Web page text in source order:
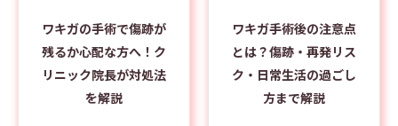
ワキガの手術で傷跡が
残るか心配な方へ！ク
リニック院長が対処法
を解説
ワキガ手術後の注意点
とは？傷跡・再発リス
ク・日常生活の過ごし
方まで解説